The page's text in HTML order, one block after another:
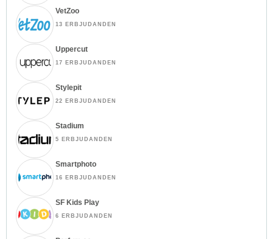
VetZoo
13 ERBJUDANDEN
Uppercut
17 ERBJUDANDEN
Stylepit
22 ERBJUDANDEN
Stadium
5 ERBJUDANDEN
Smartphoto
16 ERBJUDANDEN
SF Kids Play
6 ERBJUDANDEN